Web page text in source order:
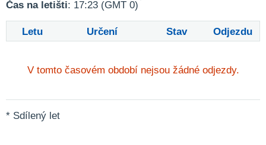
Čas na letišti: 17:23 (GMT 0)
Letu Určení Stav Odjezdu
V tomto časovém období nejsou žádné odjezdy.
* Sdílený let